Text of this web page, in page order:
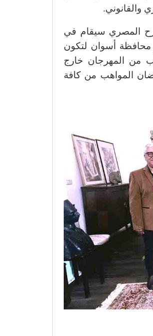
والقانوني.
المصري سيقام في
محافظة أسوان لتكون
من المهرجان خارج
المواهب من كافة